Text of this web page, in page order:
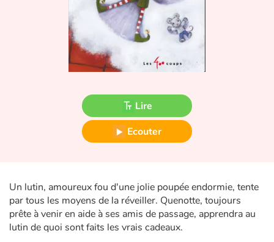
Fable, mythe, littérature et poésie
Princesses et princes, rois, reines et dragons
Ogres, monstres et sorcières
Héroïnes et héros
Écologie, nature, saisons
Voyage, épopée, enquête, aventure
Autour du monde
Lire
Ecouter
Un lutin, amoureux fou d'une jolie poupée endormie, tente
par tous les moyens de la réveiller. Quenotte, toujours
prête à venir en aide à ses amis de passage, apprendra au
lutin de quoi sont faits les vrais cadeaux.